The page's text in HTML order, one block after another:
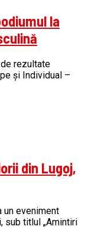
la
rezultate
și Individual –
din Lugoj,
un eveniment
sub titlul „Amintiri